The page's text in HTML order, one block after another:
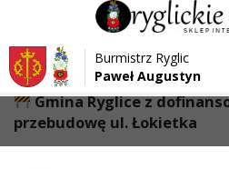
Przejdź do menu
Przejdź do głównej treści strony
Przejdź do stopki strony
Burmistrz Ryglic
Paweł Augustyn
Strona główna > Aktualności
Gmina Ryglice z
przebudowę ul. Łokietka